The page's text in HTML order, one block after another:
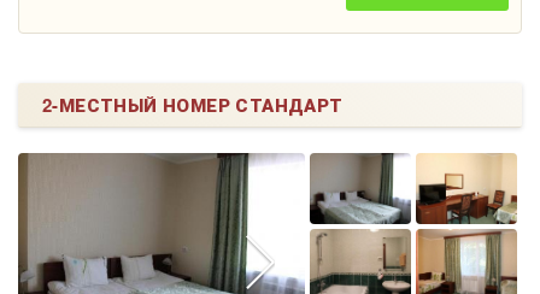
2-МЕСТНЫЙ НОМЕР СТАНДАРТ